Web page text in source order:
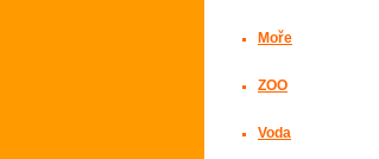
Moře
ZOO
Voda